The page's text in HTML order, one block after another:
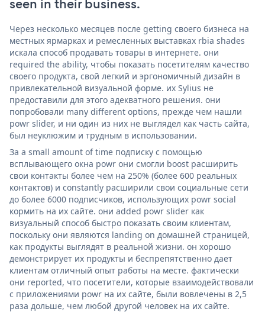
seen in their business.
Через несколько месяцев после getting своего бизнеса на
местных ярмарках и ремесленных выставках rbia shades
искала способ продавать товары в интернете. они
required the ability, чтобы показать посетителям качество
своего продукта, свой легкий и эргономичный дизайн в
привлекательной визуальной форме. их Sylius не
предоставили для этого адекватного решения. они
попробовали many different options, прежде чем нашли
powr slider, и ни один из них не выглядел как часть сайта,
был неуклюжим и трудным в использовании.
За a small amount of time подписку с помощью
всплывающего окна powr они смогли boost расширить
свои контакты более чем на 250% (более 600 реальных
контактов) и constantly расширили свои социальные сети
до более 6000 подписчиков, использующих powr social
кормить на их сайте. они added powr slider как
визуальный способ быстро показать своим клиентам,
поскольку они являются landing on домашней страницей,
как продукты выглядят в реальной жизни. он хорошо
демонстрирует их продукты и беспрепятственно дает
клиентам отличный опыт работы на месте. фактически
они reported, что посетители, которые взаимодействовали
с приложениями powr на их сайте, были вовлечены в 2,5
раза дольше, чем любой другой человек на их сайте.